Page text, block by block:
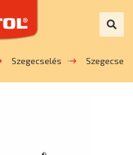
Szegecselés Szegecsek